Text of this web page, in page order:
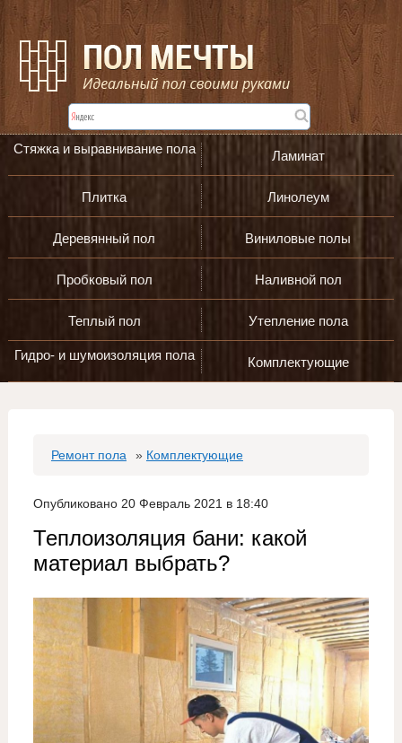
Стяжка и выравнивание пола Ламинат
Плитка Линолеум
Деревянный пол Виниловые полы
Пробковый пол Наливной пол
Теплый пол Утепление пола
Гидро- и шумоизоляция пола Комплектующие
Ремонт пола » Комплектующие
Опубликовано 20 Февраль 2021 в 18:40
Теплоизоляция бани: какой
материал выбрать?